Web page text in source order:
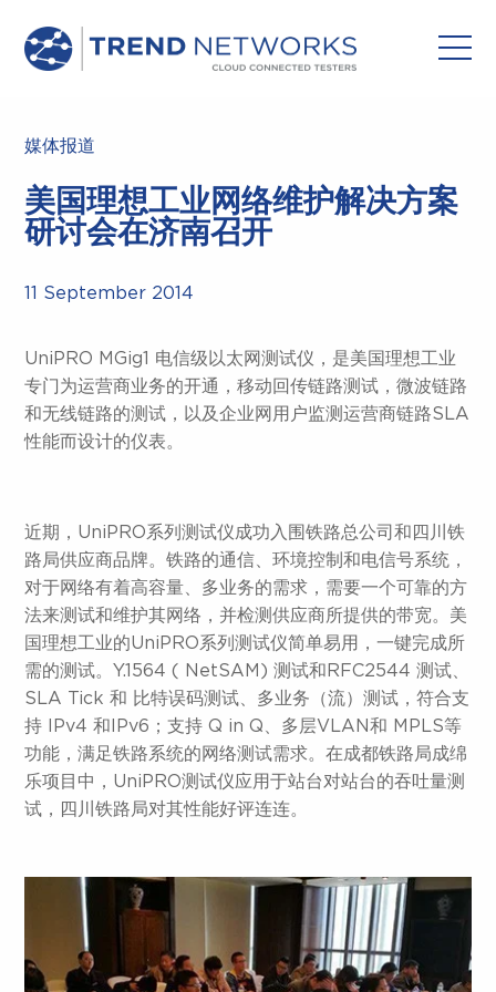
媒体报道
美国理想工业网络维护解决方案
研讨会在济南召开
11 September 2014
UniPRO MGig1 电信级以太网测试仪，是美国理想工业
专门为运营商业务的开通，移动回传链路测试，微波链路
和无线链路的测试，以及企业网用户监测运营商链路SLA
性能而设计的仪表。
近期，UniPRO系列测试仪成功入围铁路总公司和四川铁
路局供应商品牌。铁路的通信、环境控制和电信号系统，
对于网络有着高容量、多业务的需求，需要一个可靠的方
法来测试和维护其网络，并检测供应商所提供的带宽。美
国理想工业的UniPRO系列测试仪简单易用，一键完成所
需的测试。Y.1564 ( NetSAM) 测试和RFC2544 测试、
SLA Tick 和 比特误码测试、多业务（流）测试，符合支
持 IPv4 和IPv6；支持 Q in Q、多层VLAN和 MPLS等
功能，满足铁路系统的网络测试需求。在成都铁路局成绵
乐项目中，UniPRO测试仪应用于站台对站台的吞吐量测
试，四川铁路局对其性能好评连连。